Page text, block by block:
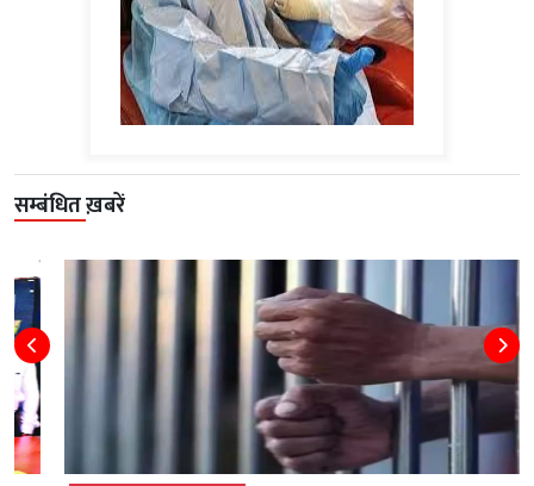
सम्बंधित ख़बरें